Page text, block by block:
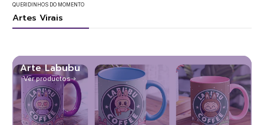
QUERIDINHOS DO MOMENTO
Artes Virais
Arte Labubu
Ver productos